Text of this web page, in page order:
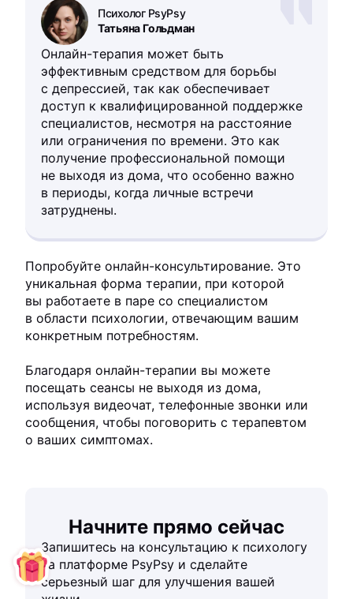
Татьяна Гольдман
Психолог PsyPsy
Онлайн-терапия может быть
эффективным средством для борьбы
с депрессией, так как обеспечивает
доступ к квалифицированной поддержке
специалистов, несмотря на расстояние
или ограничения по времени. Это как
получение профессиональной помощи
не выходя из дома, что особенно важно
в периоды, когда личные встречи
затруднены.
Попробуйте онлайн-консультирование. Это
уникальная форма терапии, при которой
вы работаете в паре со специалистом
в области психологии, отвечающим вашим
конкретным потребностям.
Благодаря онлайн-терапии вы можете
посещать сеансы не выходя из дома,
используя видеочат, телефонные звонки или
сообщения, чтобы поговорить с терапевтом
о ваших симптомах.
Начните прямо сейчас
Запишитесь на консультацию к психологу
на платформе PsyPsy и сделайте
серьезный шаг для улучшения вашей